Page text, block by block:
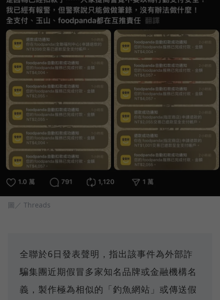
圖／ Threads
全聯於6日發表聲明，指出該事件為外部詐
騙集團近期假冒多家知名品牌或金融機構名
義，製作極為相似的「釣魚網站」或傳送假